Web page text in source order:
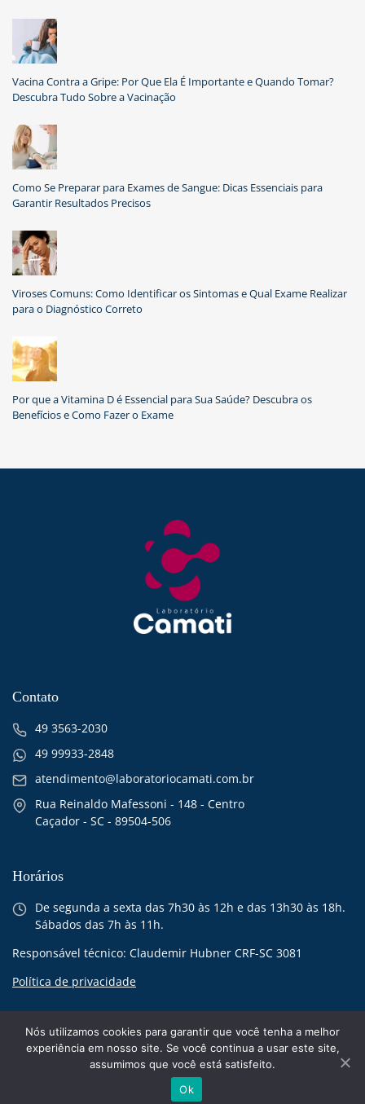
Vacina Contra a Gripe: Por Que Ela É Importante e Quando Tomar?
Descubra Tudo Sobre a Vacinação
Como Se Preparar para Exames de Sangue: Dicas Essenciais para
Garantir Resultados Precisos
Viroses Comuns: Como Identificar os Sintomas e Qual Exame Realizar
para o Diagnóstico Correto
Por que a Vitamina D é Essencial para Sua Saúde? Descubra os
Benefícios e Como Fazer o Exame
Contato
49 3563-2030
49 99933-2848
atendimento@laboratoriocamati.com.br
Rua Reinaldo Mafessoni - 148 - Centro
Caçador - SC - 89504-506
Horários
De segunda a sexta das 7h30 às 12h e das 13h30 às 18h.
Sábados das 7h às 11h.
Responsável técnico: Claudemir Hubner CRF-SC 3081
Política de privacidade
© 2026 Laboratório Camati - todos os direitos reservados
Nós utilizamos cookies para garantir que você tenha a melhor
experiência em nosso site. Se você continua a usar este site,
assumimos que você está satisfeito.
Ok